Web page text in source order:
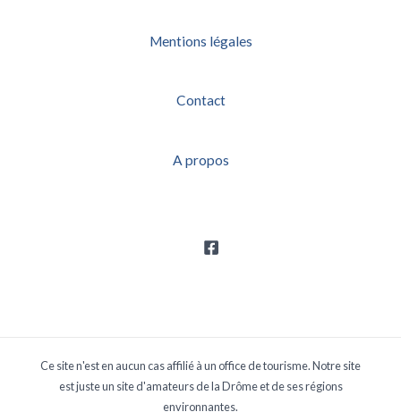
Mentions légales
Contact
A propos
Ce site n'est en aucun cas affilié à un office de tourisme. Notre site
est juste un site d'amateurs de la Drôme et de ses régions
environnantes.